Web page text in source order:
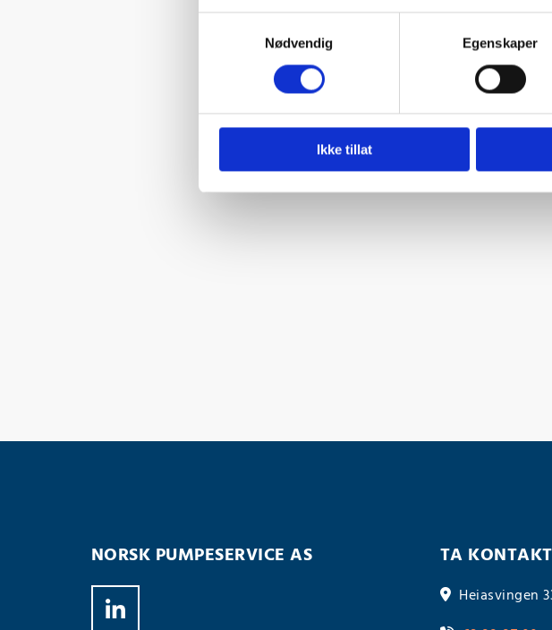
Nødvendig
Egenskaper
Ikke tillat
NORSK PUMPESERVICE AS TA KONTAKT
 Heiasvingen